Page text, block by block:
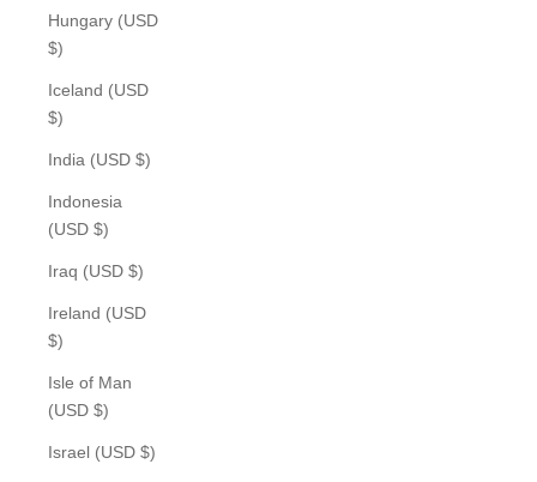
Hungary (USD
$)
Iceland (USD
$)
India (USD $)
Indonesia
(USD $)
Iraq (USD $)
Ireland (USD
$)
Isle of Man
(USD $)
Israel (USD $)